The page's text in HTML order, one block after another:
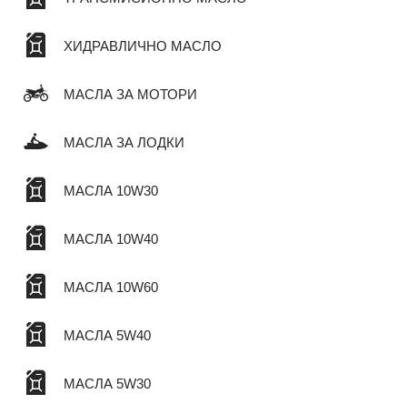
ХИДРАВЛИЧНО МАСЛО
МАСЛА ЗА МОТОРИ
МАСЛА ЗА ЛОДКИ
МАСЛА 10W30
МАСЛА 10W40
МАСЛА 10W60
МАСЛА 5W40
МАСЛА 5W30